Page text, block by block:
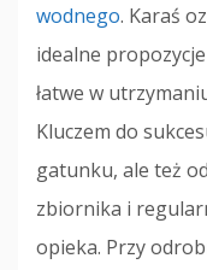
wodnego. Karaś
idealne
łatwe w
Kluczem do
gatunku, ale też
zbiornika i
opieka. Przy